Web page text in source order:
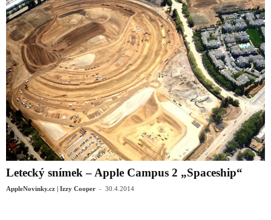
Letecký snímek – Apple Campus 2 „Spaceship“
AppleNovinky.cz | Izzy Cooper - 30.4.2014